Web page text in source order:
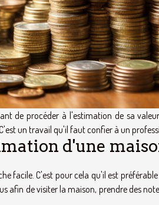
de procéder à l'estimation de sa
un travail qu'il faut confier à un
d'une
facile. C'est pour cela qu'il est
afin de visiter la maison, prendre des